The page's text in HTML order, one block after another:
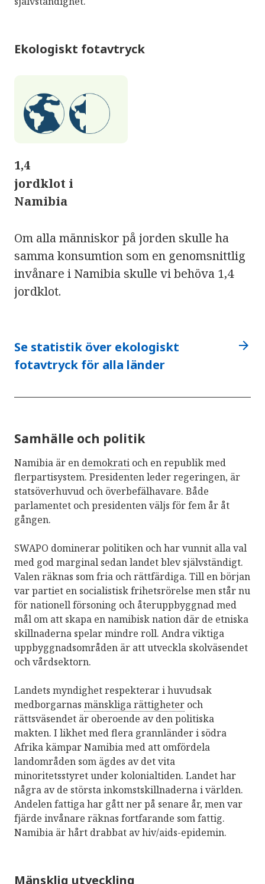
Ekologiskt fotavtryck
1,4
jordklot i
Namibia
Om alla människor på jorden skulle ha
samma konsumtion som en genomsnittlig
invånare i Namibia skulle vi behöva 1,4
jordklot.
Se statistik över ekologiskt
fotavtryck för alla länder
arrow_forward
Samhälle och politik
Namibia är en demokrati och en republik med
flerpartisystem. Presidenten leder regeringen, är
statsöverhuvud och överbefälhavare. Både
parlamentet och presidenten väljs för fem år åt
gången.
SWAPO dominerar politiken och har vunnit alla val
med god marginal sedan landet blev självständigt.
Valen räknas som fria och rättfärdiga. Till en början
var partiet en socialistisk frihetsrörelse men står nu
för nationell försoning och återuppbyggnad med
mål om att skapa en namibisk nation där de etniska
skillnaderna spelar mindre roll. Andra viktiga
uppbyggnadsområden är att utveckla skolväsendet
och vårdsektorn.
Landets myndighet respekterar i huvudsak
medborgarnas mänskliga rättigheter och
rättsväsendet är oberoende av den politiska
makten. I likhet med flera grannländer i södra
Afrika kämpar Namibia med att omfördela
landområden som ägdes av det vita
minoritetsstyret under kolonialtiden. Landet har
några av de största inkomstskillnaderna i världen.
Andelen fattiga har gått ner på senare år, men var
fjärde invånare räknas fortfarande som fattig.
Namibia är hårt drabbat av hiv/aids-epidemin.
Mänsklig utveckling